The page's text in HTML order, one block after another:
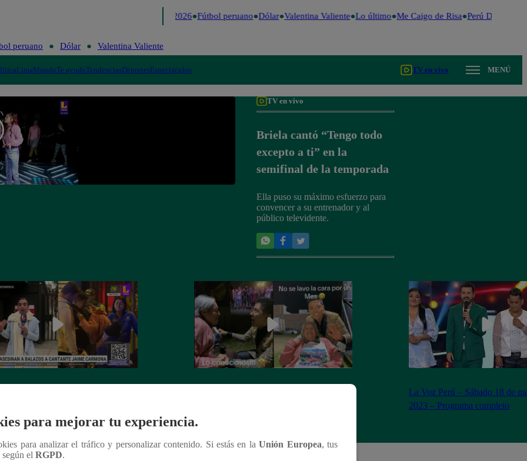
Perú Decide 2026 Fútbol peruano Dólar Valentina Valiente Lo último Me Caigo de Risa Perú Decide
peruano Dólar Valentina Valiente
LimaMundoTe ayudoTendenciasDeportesEspectáculos TV en vivo MENÚ
TV en vivo
Briela cantó “Tengo todo
excepto a ti” en la
semifinal de la temporada
Ella puso su máximo esfuerzo para
convencer a su entrenador y al
público televidente.
Voz Perú’
La Voz Perú – Sábado 18 de
2023 – Programa completo
para mejorar tu experiencia.
para analizar el tráfico y personalizar contenido. Si estás en laUnión Europea, tus
según el RGPD.